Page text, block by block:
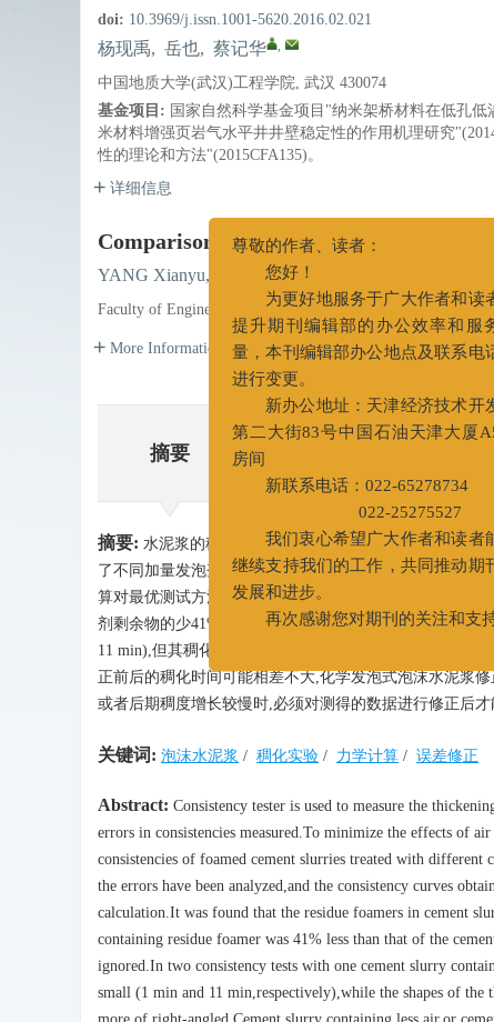
doi: 10.3969/j.issn.1001-5620.2016.02.021
杨现禹, 岳也, 蔡记华 ,
中国地质大学(武汉)工程学院, 武汉 430074
基金项目: 国家自然科学基金项目"纳米架桥材料在低孔
米材料增强页岩气水平井井壁稳定性的作用机理研究
性的理论和方法"(2015CFA135)。
详细信息
Comparison and Analysis of
YANG Xianyu, YUE Ye, CAI Jihua
Faculty of Engineering, China University of
More Information
摘要
摘要
摘要: 水泥浆的稠化实验使用稠化仪,但泡沫水泥浆中本
了不同加量发泡剂条件下,化学发泡式泡沫水泥浆的稠度
算对最优测试方法的稠度曲线进行修正。结果表明,发泡
剂剩余物的少41%,其影响不能忽略;使用不含气体和含有
11 min),但其稠化曲线形态有所差别,含有气体的泡沫水
正前后的稠化时间可能相差不大,化学发泡式泡沫水泥浆
或者后期稠度增长较慢时,必须对测得的数据进行修正后才
关键词: 泡沫水泥浆 / 稠化实验 / 力学计算 / 误差修正
Abstract: Consistency tester is used to measure the
errors in consistencies measured.To minimize the effects of
consistencies of foamed cement slurries treated with different
the errors have been analyzed,and the consistency curves
calculation.It was found that the residue foamers in cement
containing residue foamer was 41% less than that of the
ignored.In two consistency tests with one cement slurry
small (1 min and 11 min,respectively),while the shapes of
尊敬的作者、读者：
您好！
为更好地服务于广大作者和
提升期刊编辑部的办公效率和
量，本刊编辑部办公地点及联系
进行变更。
新办公地址：天津经济技
第二大街83号中国石油天津大
房间
新联系电话：022-65278734
022-25275527
我们衷心希望广大作者和
继续支持我们的工作，共同推
发展和进步。
再次感谢您对期刊的关注